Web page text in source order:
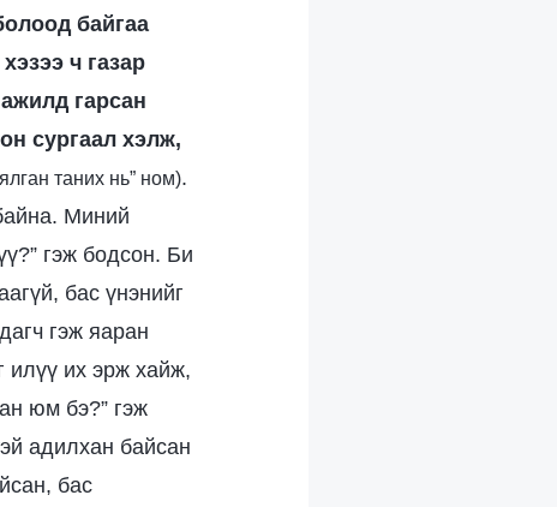
байгаа
ч газар
гарсан
сургаал хэлж,
таних нь” ном).
Миний
гэж бодсон. Би
бас үнэнийг
гэж яаран
илүү их эрж хайж,
юм бэ?” гэж
адилхан байсан
бас